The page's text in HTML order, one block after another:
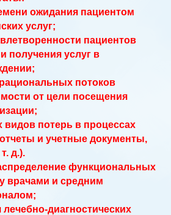
ожидания пациентом
услуг;
пациентов
получения услуг в
потоков
от цели посещения
потерь в процессах
и учетные документы,
д.).
функциональных
врачами и средним
диагностических